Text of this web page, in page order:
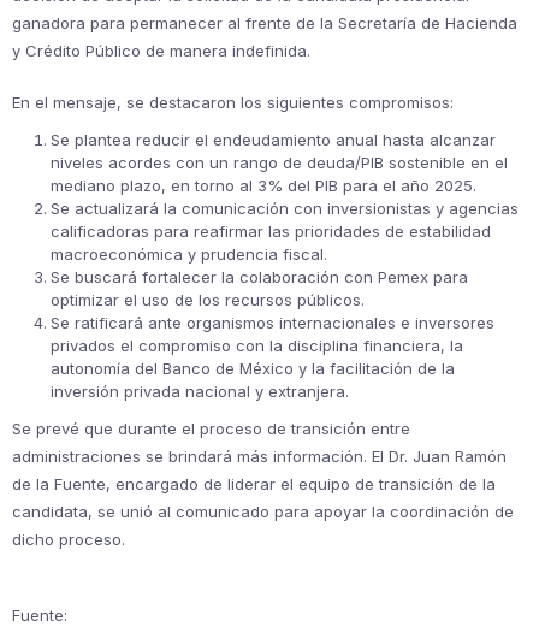
ganadora para permanecer al frente de la Secretaría de Hacienda
y Crédito Público de manera indefinida.
En el mensaje, se destacaron los siguientes compromisos:
Se plantea reducir el endeudamiento anual hasta alcanzar
niveles acordes con un rango de deuda/PIB sostenible en el
mediano plazo, en torno al 3% del PIB para el año 2025.
Se actualizará la comunicación con inversionistas y agencias
calificadoras para reafirmar las prioridades de estabilidad
macroeconómica y prudencia fiscal.
Se buscará fortalecer la colaboración con Pemex para
optimizar el uso de los recursos públicos.
Se ratificará ante organismos internacionales e inversores
privados el compromiso con la disciplina financiera, la
autonomía del Banco de México y la facilitación de la
inversión privada nacional y extranjera.
Se prevé que durante el proceso de transición entre
administraciones se brindará más información. El Dr. Juan Ramón
de la Fuente, encargado de liderar el equipo de transición de la
candidata, se unió al comunicado para apoyar la coordinación de
dicho proceso.
Fuente: